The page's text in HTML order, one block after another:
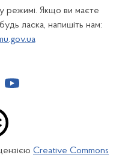
режимі. Якщо ви маєте
ласка, напишіть нам:
Creative Commons